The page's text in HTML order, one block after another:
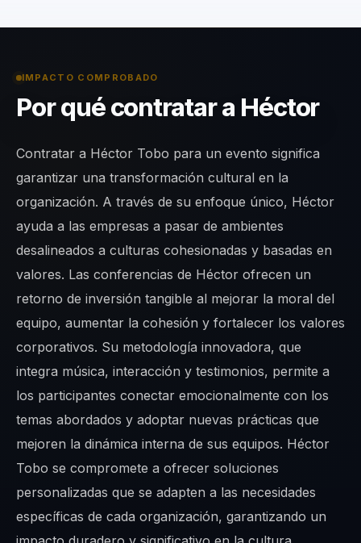
IMPACTO COMPROBADO
Por qué contratar a Héctor
Contratar a Héctor Tobo para un evento significa
garantizar una transformación cultural en la
organización. A través de su enfoque único, Héctor
ayuda a las empresas a pasar de ambientes
desalineados a culturas cohesionadas y basadas en
valores. Las conferencias de Héctor ofrecen un
retorno de inversión tangible al mejorar la moral del
equipo, aumentar la cohesión y fortalecer los valores
corporativos. Su metodología innovadora, que
integra música, interacción y testimonios, permite a
los participantes conectar emocionalmente con los
temas abordados y adoptar nuevas prácticas que
mejoren la dinámica interna de sus equipos. Héctor
Tobo se compromete a ofrecer soluciones
personalizadas que se adapten a las necesidades
específicas de cada organización, garantizando un